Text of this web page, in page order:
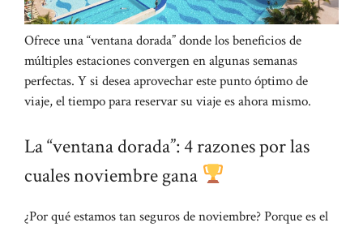
Ofrece una “ventana dorada” donde los beneficios de
múltiples estaciones convergen en algunas semanas
perfectas. Y si desea aprovechar este punto óptimo de
viaje, el tiempo para reservar su viaje es ahora mismo.
La “ventana dorada”: 4 razones por las
cuales noviembre gana
¿Por qué estamos tan seguros de noviembre? Porque es el